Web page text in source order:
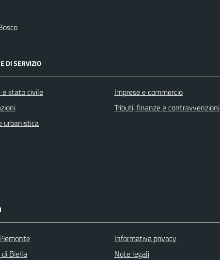
DI SERVIZIO
e stato civile
urbanistica
Imprese e commercio
Tributi, finanze e contravvenzioni
Biella
Informativa privacy
Note legali